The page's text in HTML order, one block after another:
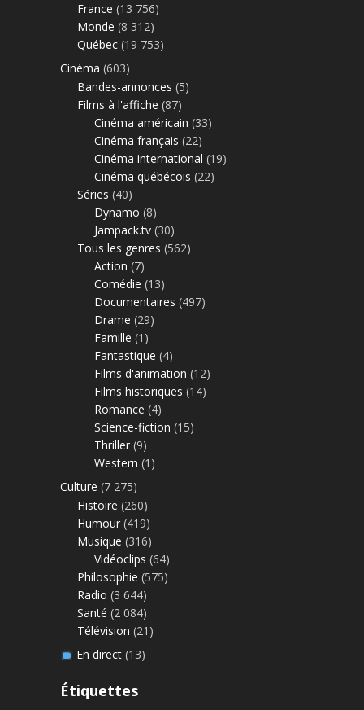
France (13 756)
Monde (8 312)
Québec (19 753)
Cinéma (603)
Bandes-annonces (5)
Films à l'affiche (87)
Cinéma américain (33)
Cinéma français (22)
Cinéma international (19)
Cinéma québécois (22)
Séries (40)
Dynamo (8)
Jampack.tv (30)
Tous les genres (562)
Action (7)
Comédie (13)
Documentaires (497)
Drame (29)
Famille (1)
Fantastique (4)
Films d'animation (12)
Films historiques (14)
Romance (4)
Science-fiction (15)
Thriller (9)
Western (1)
Culture (7 275)
Histoire (260)
Humour (419)
Musique (316)
Vidéoclips (64)
Philosophie (575)
Radio (3 644)
Santé (2 084)
Télévision (21)
En direct(13)
Étiquettes